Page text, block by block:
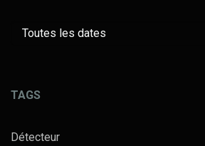
TAGS
Détecteur